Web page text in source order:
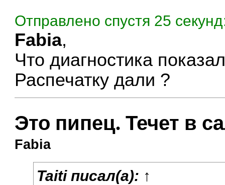
Отправлено спустя 25
Fabia,
Что диагностика
Распечатку дали ?
Это пипец. Течет в
Fabia
Taitiписал(а): ↑